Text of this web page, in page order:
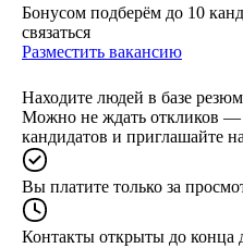
Бонусом подберём до 10
связаться
Разместить вакансию
Находите людей в базе
Можно не ждать откликов —
кандидатов и приглашайте
Вы платите только за
Контакты открыты до конца